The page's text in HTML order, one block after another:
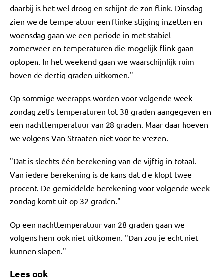
daarbij is het wel droog en schijnt de zon flink. Dinsdag
zien we de temperatuur een flinke stijging inzetten en
woensdag gaan we een periode in met stabiel
zomerweer en temperaturen die mogelijk flink gaan
oplopen. In het weekend gaan we waarschijnlijk ruim
boven de dertig graden uitkomen."
Op sommige weerapps worden voor volgende week
zondag zelfs temperaturen tot 38 graden aangegeven en
een nachttemperatuur van 28 graden. Maar daar hoeven
we volgens Van Straaten niet voor te vrezen.
"Dat is slechts één berekening van de vijftig in totaal.
Van iedere berekening is de kans dat die klopt twee
procent. De gemiddelde berekening voor volgende week
zondag komt uit op 32 graden."
Op een nachttemperatuur van 28 graden gaan we
volgens hem ook niet uitkomen. "Dan zou je echt niet
kunnen slapen."
Lees ook